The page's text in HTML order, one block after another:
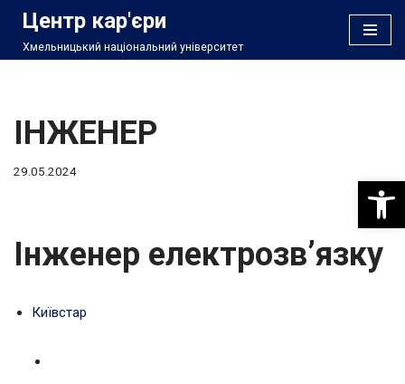
Перейти
Центр кар'єри
Хмельницький національний університет
ІНЖЕНЕР
29.05.2024
Інженер електрозв’язку
Київстар